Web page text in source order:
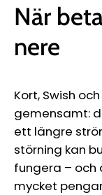
När
nere
Kort, Swish
gemensamt:
ett längre
störning kan
fungera – och
mycket